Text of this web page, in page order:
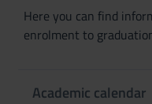
Here you can find
enrolment to
Academic calendar